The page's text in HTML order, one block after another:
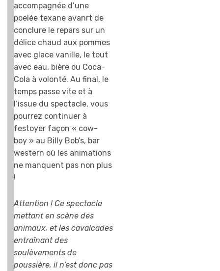
accompagnée d’une
poelée texane avanrt de
conclure le repars sur un
délice chaud aux pommes
avec glace vanille, le tout
avec eau, bière ou Coca-
Cola à volonté. Au final, le
temps passe vite et à
l’issue du spectacle, vous
pourrez continuer à
festoyer façon « cow-
boy » au Billy Bob’s, bar
western où les animations
ne manquent pas non plus
!
Attention ! Ce spectacle
mettant en scène des
animaux, et les cavalcades
entraînant des
soulèvements de
poussière, il n’est donc pas